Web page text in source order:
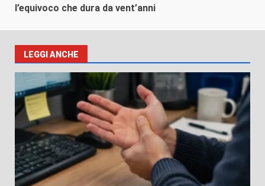
l’equivoco che dura da vent’anni
LEGGI ANCHE